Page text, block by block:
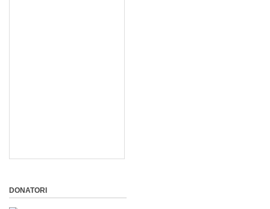
DONATORI